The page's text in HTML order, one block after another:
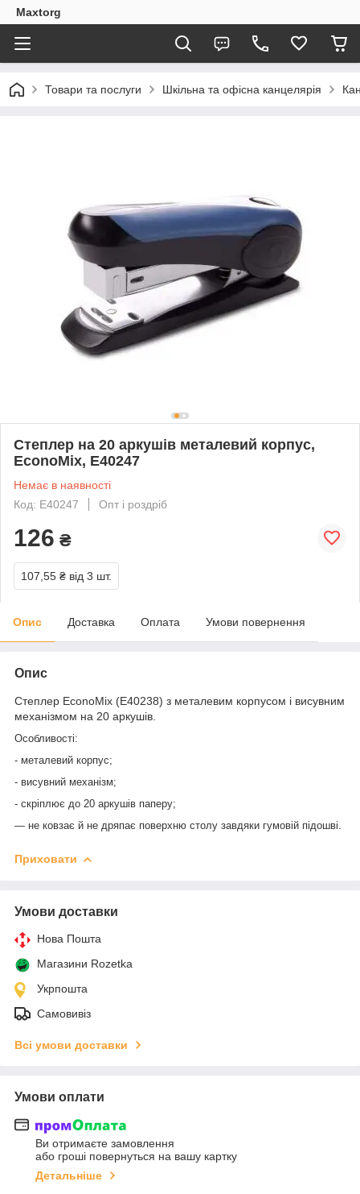
Maxtorg
Товари та послуги Шкільна та офісна канцелярія
Степлер на 20 аркушів металевий корпус,
EconoMix, Е40247
Немає в наявності
Код: Е40247
Опт і роздріб
126 ₴
107,55 ₴ від 3 шт.
Опис Доставка Оплата Умови повернення
Опис
Степлер EconoMix (Е40238) з металевим корпусом і висувним
механізмом на 20 аркушів.
Особливості:
- металевий корпус;
- висувний механізм;
- скріплює до 20 аркушів паперу;
— не ковзає й не дряпає поверхню столу завдяки гумовій підошві.
Приховати
Умови доставки
Нова Пошта
Магазини Rozetka
Укрпошта
Самовивіз
Всі умови доставки
Умови оплати
Ви отримаєте замовлення
або гроші повернуться на вашу картку
Детальніше